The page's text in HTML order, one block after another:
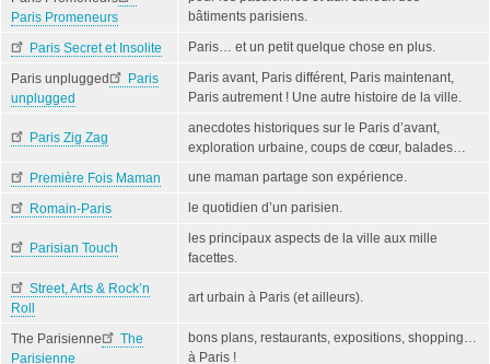
Paris Promeneurs
bâtiments parisiens.
Paris Secret et Insolite Paris… et un petit quelque chose en plus.
Paris unplugged
Paris
unplugged
Paris avant, Paris différent, Paris maintenant,
Paris autrement ! Une autre histoire de la ville.
Paris Zig Zag
anecdotes historiques sur le Paris d’avant,
exploration urbaine, coups de cœur, balades…
Première Fois Maman
une maman partage son expérience.
Romain-Paris le quotidien d’un parisien.
Parisian Touch
les principaux aspects de la ville aux mille
facettes.
Street, Arts & Rock’n
Roll
art urbain à Paris (et ailleurs).
The Parisienne
The
Parisienne
bons plans, restaurants, expositions, shopping…
à Paris !